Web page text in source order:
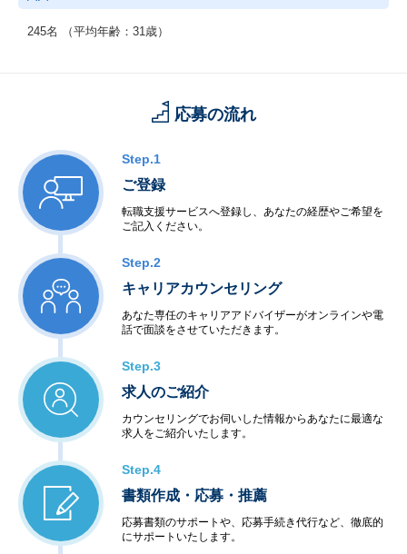
245名 （平均年齢：31歳）
応募の流れ
Step.1
ご登録
転職支援サービスへ登録し、あなたの経歴やご希望を
ご記入ください。
Step.2
キャリアカウンセリング
あなた専任のキャリアアドバイザーがオンラインや電
話で面談をさせていただきます。
Step.3
求人のご紹介
カウンセリングでお伺いした情報からあなたに最適な
求人をご紹介いたします。
Step.4
書類作成・応募・推薦
応募書類のサポートや、応募手続き代行など、徹底的
にサポートいたします。